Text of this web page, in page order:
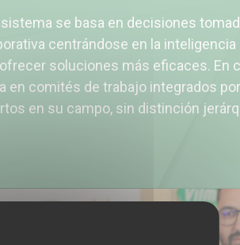
se basa en decisiones
centrándose en la
soluciones más eficaces. En
en comités de trabajo integrados
en su campo, sin distinción